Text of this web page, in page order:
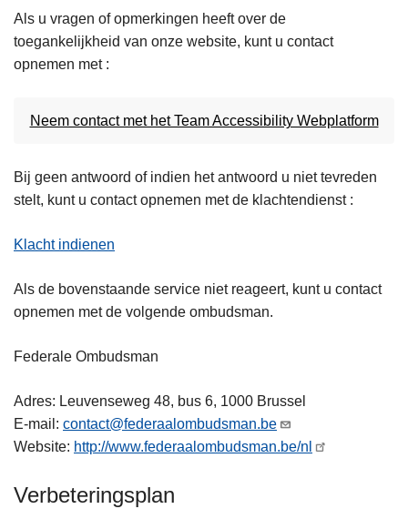
Als u vragen of opmerkingen heeft over de
toegankelijkheid van onze website, kunt u contact
opnemen met :
Neem contact met het Team Accessibility Webplatform
Bij geen antwoord of indien het antwoord u niet tevreden
stelt, kunt u contact opnemen met de klachtendienst :
Klacht indienen
Als de bovenstaande service niet reageert, kunt u contact
opnemen met de volgende ombudsman.
Federale Ombudsman
Adres: Leuvenseweg 48, bus 6, 1000 Brussel
E-mail: contact@federaalombudsman.be
Website: http://www.federaalombudsman.be/nl
Verbeteringsplan